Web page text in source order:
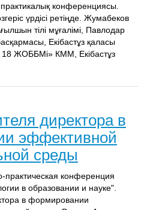
конференциясы.
үрдісі ретіңде. Жумабеков
тілі мұғалімі, Павлодар
Екібастұз қаласы
18 ЖОББМі» КММ, Екібастұз
директора в
эффективной
среды
практическая конференция
в образовании и науке".
в формировании